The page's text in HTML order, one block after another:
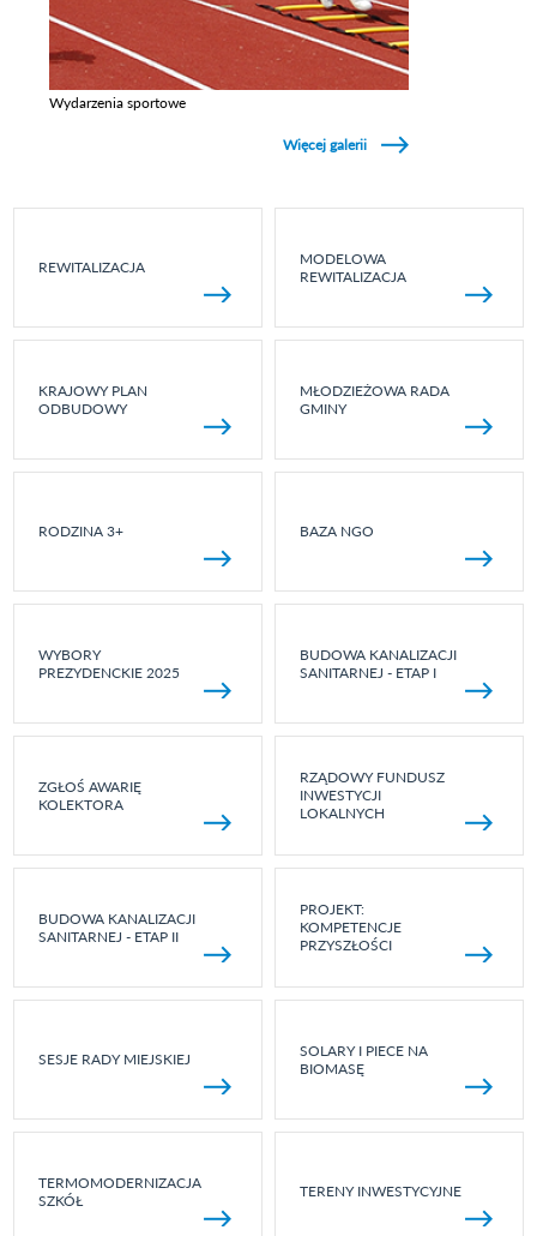
Wydarzenia sportowe
Więcej galerii
REWITALIZACJA
MODELOWA
REWITALIZACJA
KRAJOWY PLAN
ODBUDOWY
MŁODZIEŻOWA RADA
GMINY
RODZINA 3+ BAZA NGO
WYBORY
PREZYDENCKIE 2025
BUDOWA KANALIZACJI
SANITARNEJ - ETAP I
ZGŁOŚ AWARIĘ
KOLEKTORA
RZĄDOWY FUNDUSZ
INWESTYCJI
LOKALNYCH
BUDOWA KANALIZACJI
SANITARNEJ - ETAP II
PROJEKT:
KOMPETENCJE
PRZYSZŁOŚCI
SESJE RADY MIEJSKIEJ
SOLARY I PIECE NA
BIOMASĘ
TERMOMODERNIZACJA
SZKÓŁ
TERENY INWESTYCYJNE